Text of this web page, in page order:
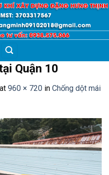
Quận 10
at 960 × 720 in Chống dột mái